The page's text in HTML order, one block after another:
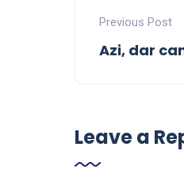
Previous Post
Azi, dar
Leave a